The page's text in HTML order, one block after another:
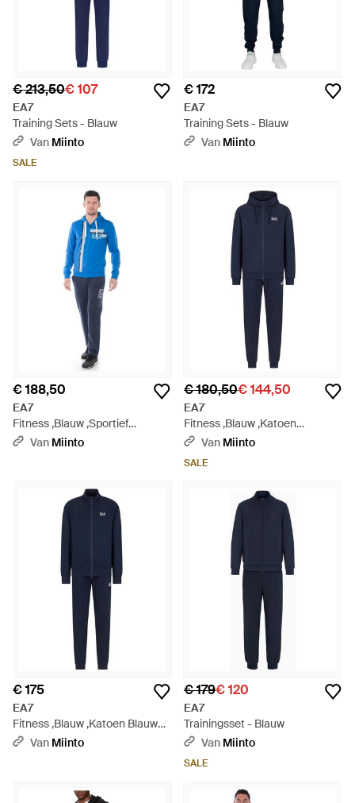
€ 213,50€ 107
EA7
Training Sets - Blauw
Van Miinto
SALE
€ 172
EA7
Training Sets - Blauw
Van Miinto
€ 188,50
EA7
Fitness ,Blauw ,Sportief
Trainingspak Voor Actieve
Van Miinto
€ 180,50€ 144,50
EA7
Fitness ,Blauw ,Katoen
Dynamische Sportieve
Van Miinto
SALE
€ 175
EA7
Fitness ,Blauw ,Katoen Blauw
Sportief Katoenen Trainingspak
Van Miinto
€ 179€ 120
EA7
Trainingsset - Blauw
Van Miinto
SALE